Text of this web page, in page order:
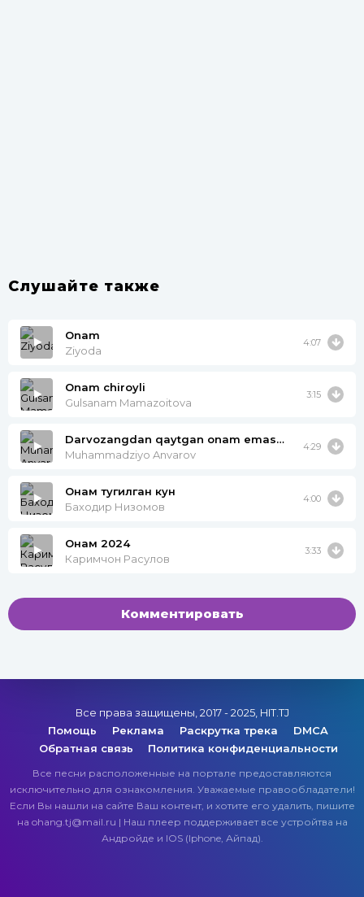
Слушайте также
Onam
Ziyoda
4:07
Onam chiroyli
Gulsanam Mamazoitova
3:15
Darvozangdan qaytgan onam emasmidi
Muhammadziyo Anvarov
4:29
Онам тугилган кун
Баходир Низомов
4:00
Онам 2024
Каримчон Расулов
3:33
Комментировать
Все права защищены, 2017 - 2025, HIT.TJ
Помощь
Реклама Раскрутка трека
DMCA
Обратная связь
Политика конфиденциальности
Все песни расположенные на портале предоставляются
исключительно для ознакомления. Уважаемые правообладатели!
Если Вы нашли на сайте Ваш контент, и хотите его удалить, пишите
на ohang.tj@mail.ru | Наш плеер поддерживает все устройтва на
Андройде и IOS (Iphone, Айпад).